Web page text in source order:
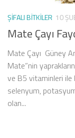
ŞIFALI BITKILER 10
Mate Çayı
Mate Çayı Güney
Mate”nin
ve B5 vitaminleri ile
selenyum,
olan...